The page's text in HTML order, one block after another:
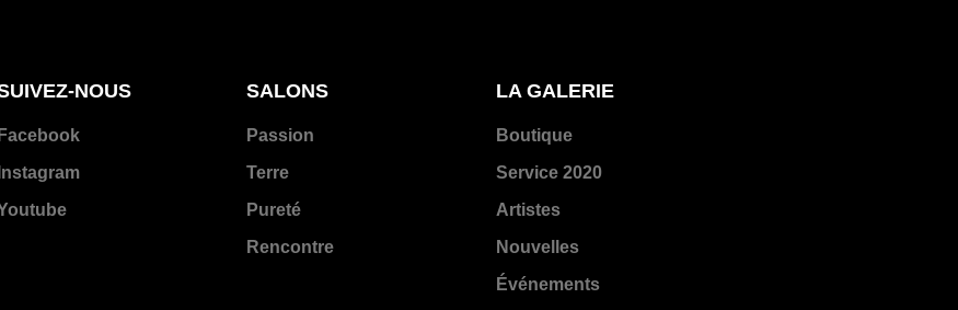
NOUS
Facebook
Instagram
SALONS
Passion
Terre
Pureté
Rencontre
LA GALERIE
Boutique
Service 2020
Artistes
Nouvelles
Événements